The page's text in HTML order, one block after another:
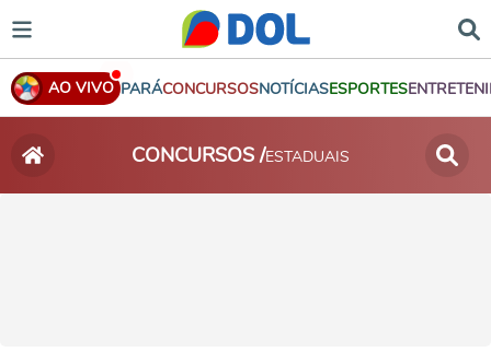
AO VIVO PARÁCONCURSOSNOTÍCIASESPORTES
CONCURSOS /ESTADUAIS